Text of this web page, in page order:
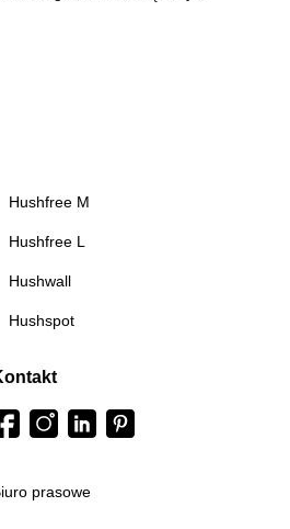
Hushfree M
Hushfree L
Hushwall
Hushspot
prasowe